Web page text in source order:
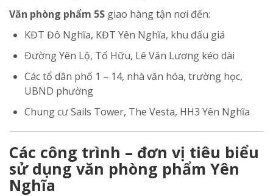
Văn phòng phẩm 5S giao hàng tận nơi đến:
KĐT Đô Nghĩa, KĐT Yên Nghĩa, khu đấu giá
Đường Yên Lộ, Tố Hữu, Lê Văn Lương kéo dài
Các tổ dân phố 1 – 14, nhà văn hóa, trường học,
UBND phường
Chung cư Sails Tower, The Vesta, HH3 Yên Nghĩa
Các công trình – đơn vị tiêu biểu
sử dụng văn phòng phẩm Yên
Nghĩa